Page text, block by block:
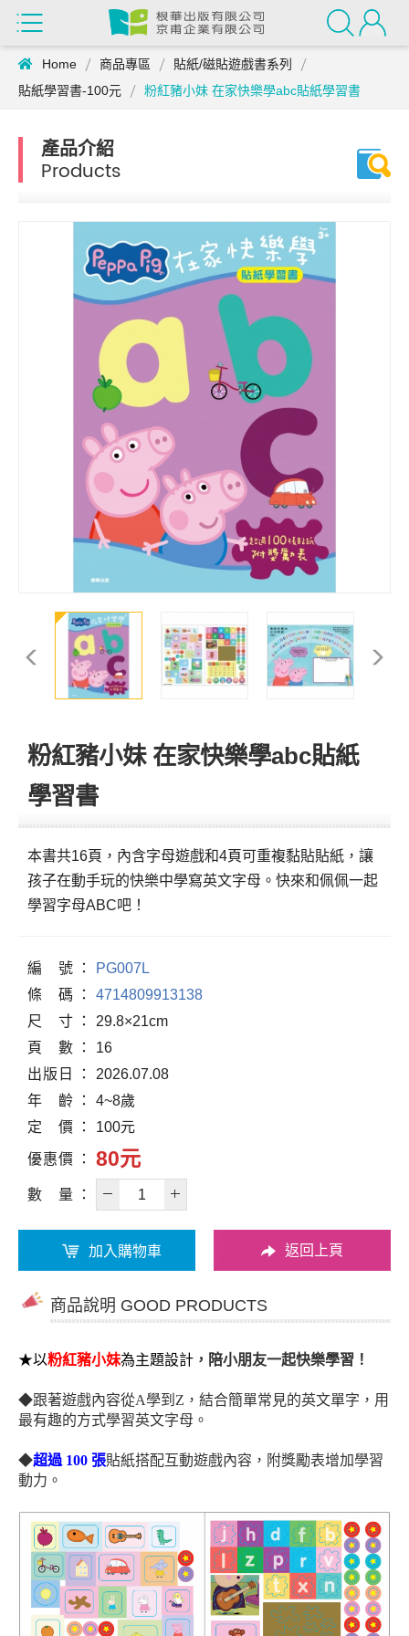
Home 商品專區
貼紙/磁貼遊戲書系列
貼紙學習書-100元
粉紅豬小妹 在家快樂學abc貼紙學習書
產品介紹
Products
粉紅豬小妹 在家快樂學abc貼紙
學習書
本書共16頁，內含字母遊戲和4頁可重複黏貼貼紙，讓
孩子在動手玩的快樂中學寫英文字母。快來和佩佩一起
學習字母ABC吧！
編 號
PG007L
條
碼
4714809913138
尺
寸
29.8×21cm
頁
數
16
出版 日
2026.07.08
年
齡
4~8歲
定
價 100元
優惠價 80元
數 量
加入購物車 返回上頁
商品說明 GOOD PRODUCTS
★以粉紅豬小妹為主題設計 ，陪小朋友一起快樂學習！
◆跟著遊戲內容從A學到Z，結合簡單常見的英文單字，用
最有趣的方式學習英文字母。
◆超過 100 張貼紙搭配互動遊戲內容，附獎勵表增加學習
動力。